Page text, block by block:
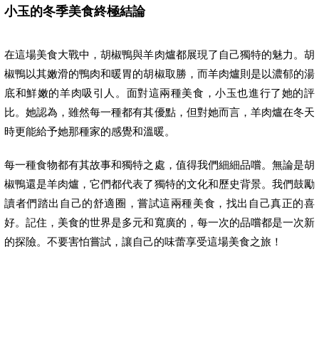
小玉的冬季美食終極結論
在這場美食大戰中，胡椒鴨與羊肉爐都展現了自己獨特的魅力。胡
椒鴨以其嫩滑的鴨肉和暖胃的胡椒取勝，而羊肉爐則是以濃郁的湯
底和鮮嫩的羊肉吸引人。面對這兩種美食，小玉也進行了她的評
比。她認為，雖然每一種都有其優點，但對她而言，羊肉爐在冬天
時更能給予她那種家的感覺和溫暖。
每一種食物都有其故事和獨特之處，值得我們細細品嚐。無論是胡
椒鴨還是羊肉爐，它們都代表了獨特的文化和歷史背景。我們鼓勵
讀者們踏出自己的舒適圈，嘗試這兩種美食，找出自己真正的喜
好。記住，美食的世界是多元和寬廣的，每一次的品嚐都是一次新
的探險。不要害怕嘗試，讓自己的味蕾享受這場美食之旅！